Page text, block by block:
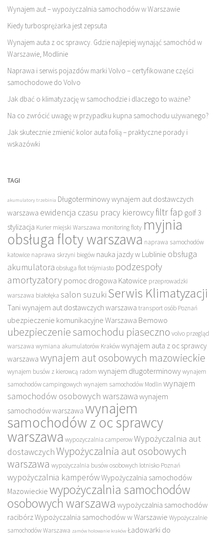
Wynajem aut – wypożyczalnia samochodów w Warszawie
Kiedy turbosprężarka jest zepsuta
Wynajem auta z oc sprawcy. Gdzie najlepiej wynająć samochód w
Warszawie, Modlinie
Naprawa i serwis pojazdów marki Volvo – certyfikowane części
samochodowe do Volvo
Jak dbać o klimatyzację w samochodzie i dlaczego to ważne?
Na co zwrócić uwagę w przypadku kupna samochodu używanego?
Jak skutecznie zmienić kolor auta folią – praktyczne porady i
wskazówki
TAGI
akumulatory trzebinia Długoterminowy wynajem aut dostawczych
warszawa ewidencja czasu pracy kierowcyfiltr fap golf 3
stylizacja Kurier miejski Warszawa monitoring floty myjnia
obsługa floty warszawa naprawa samochodów
katowice naprawa skrzyni biegów nauka jazdy w Lublinie obsługa
akumulatora obsługa flot trójmiasto podzespoły
amortyzatory pomoc drogowa Katowice przeprowadzki
warszawa białołęka salon suzuki Serwis Klimatyzacji
Tani wynajem aut dostawczych warszawa transport osób Poznań
ubezpieczenie komunikacyjne Warszawa Bemowo
ubezpieczenie samochodu piaseczno volvo przegląd
warszawa wymiana akumulatorów Krakówwynajem auta z oc sprawcy
warszawa wynajem aut osobowych mazowieckie
wynajem busów z kierowcą radom wynajem długoterminowywynajem
samochodów campingowych wynajem samochodów Modlin wynajem
samochodów osobowych warszawa wynajem
samochodów warszawa wynajem
samochodów z oc sprawcy
warszawa wypozyczalnia camperowWypożyczalnia aut
dostawczychWypożyczalnia aut osobowych
warszawa wypożyczalnia busów osobowych lotnisko Poznań
wypożyczalnia kamperówWypożyczalnia samochodów
Mazowieckie wypożyczalnia samochodów
osobowych warszawa wypożyczalnia samochodów
racibórzWypożyczalnia samochodów w Warszawie Wypożyczalnie
samochodów Warszawa zamów holowanie kraków Ładowarki do